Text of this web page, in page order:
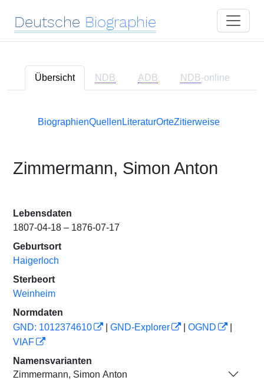
Deutsche Biographie
Übersicht NDB ADB NDB-online
BiographienQuellen LiteraturOrteZitierweise
Zimmermann, Simon Anton
Lebensdaten
1807-04-18 – 1876-07-17
Geburtsort
Haigerloch
Sterbeort
Weinheim
Normdaten
GND: 1012374610
GND-Explorer OGND
VIAF
Namensvarianten
Zimmermann, Simon Anton